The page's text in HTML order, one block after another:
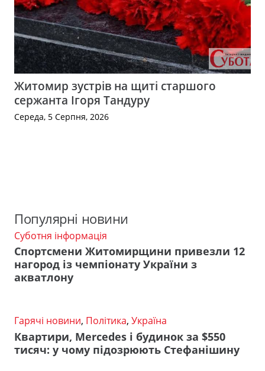
Житомир зустрів на щиті старшого
сержанта Ігоря Тандуру
Середа, 5 Серпня, 2026
Популярні новини
Суботня інформація
Спортсмени Житомирщини привезли 12
нагород із чемпіонату України з
акватлону
Гарячі новини, Політика, Україна
Квартири, Mercedes і будинок за $550
тисяч: у чому підозрюють Стефанішину